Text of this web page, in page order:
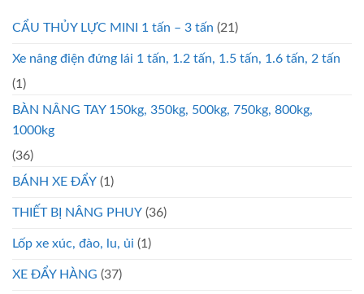
CẨU THỦY LỰC MINI 1 tấn – 3 tấn (21)
Xe nâng điện đứng lái 1 tấn, 1.2 tấn, 1.5 tấn, 1.6 tấn, 2 tấn
(1)
BÀN NÂNG TAY 150kg, 350kg, 500kg, 750kg, 800kg,
1000kg
(36)
BÁNH XE ĐẨY (1)
THIẾT BỊ NÂNG PHUY (36)
Lốp xe xúc, đào, lu, ủi (1)
XE ĐẨY HÀNG (37)